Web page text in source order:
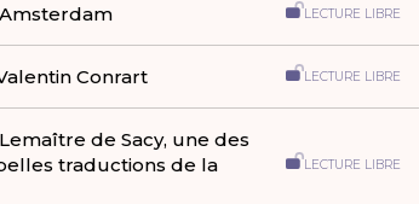
Amsterdam LECTURE LIBRE
Conrart LECTURE LIBRE
de Sacy, une des
traductions de la
LECTURE LIBRE